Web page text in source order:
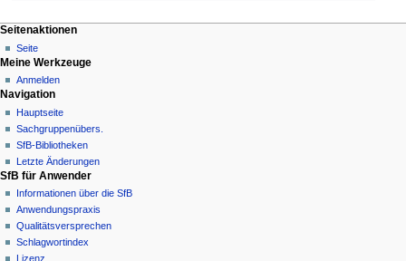
Seitenaktionen
Seite
Meine Werkzeuge
Anmelden
Navigation
Hauptseite
Sachgruppenübers.
SfB-Bibliotheken
Letzte Änderungen
SfB für Anwender
Informationen über die SfB
Anwendungspraxis
Qualitätsversprechen
Schlagwortindex
Lizenz